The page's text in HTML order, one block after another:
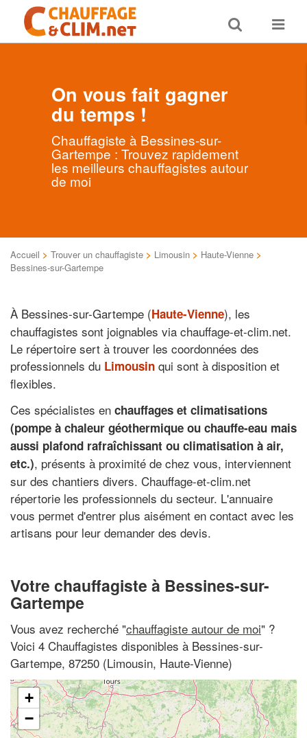
Toggle
search
Toggle
On vous fait gagner
du temps !
Chauffagiste à Bessines-sur-
Gartempe : Trouvez rapidement
les meilleurs chauffagistes autour
de moi
Accueil > Trouver un chauffagiste > Limousin > Haute-Vienne >
Bessines-sur-Gartempe
À Bessines-sur-Gartempe (Haute-Vienne), les
chauffagistes sont joignables via chauffage-et-clim.net.
Le répertoire sert à trouver les coordonnées des
professionnels du Limousin qui sont à disposition et
flexibles.
Ces spécialistes en chauffages et climatisations
(pompe à chaleur géothermique ou chauffe-eau mais
aussi plafond rafraîchissant ou climatisation à air,
etc.), présents à proximité de chez vous, interviennent
sur des chantiers divers. Chauffage-et-clim.net
répertorie les professionnels du secteur. L'annuaire
vous permet d'entrer plus aisément en contact avec les
artisans pour leur demander des devis.
Votre chauffagiste à Bessines-sur-
Gartempe
Vous avez recherché "chauffagiste autour de moi" ?
Voici 4 Chauffagistes disponibles à Bessines-sur-
Gartempe, 87250 (Limousin, Haute-Vienne)
+
−